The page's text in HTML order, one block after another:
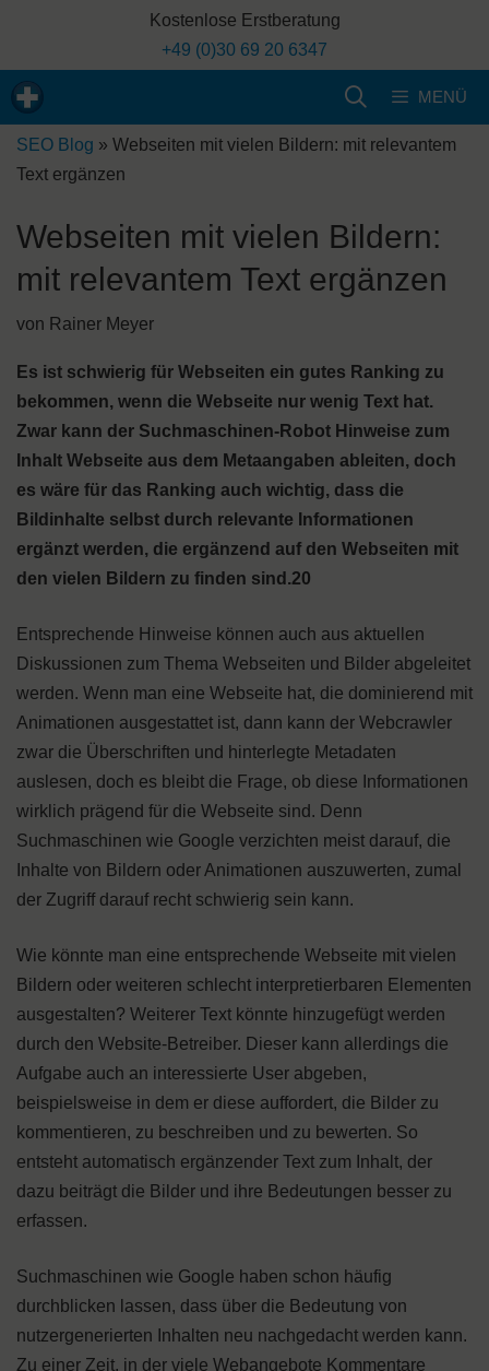
Kostenlose Erstberatung
+49 (0)30 69 20 6347
MENÜ
SEO Blog » Webseiten mit vielen Bildern: mit relevantem
Text ergänzen
Webseiten mit vielen Bildern:
mit relevantem Text ergänzen
von Rainer Meyer
Es ist schwierig für Webseiten ein gutes Ranking zu
bekommen, wenn die Webseite nur wenig Text hat.
Zwar kann der Suchmaschinen-Robot Hinweise zum
Inhalt Webseite aus dem Metaangaben ableiten, doch
es wäre für das Ranking auch wichtig, dass die
Bildinhalte selbst durch relevante Informationen
ergänzt werden, die ergänzend auf den Webseiten mit
den vielen Bildern zu finden sind.20
Entsprechende Hinweise können auch aus aktuellen
Diskussionen zum Thema Webseiten und Bilder abgeleitet
werden. Wenn man eine Webseite hat, die dominierend mit
Animationen ausgestattet ist, dann kann der Webcrawler
zwar die Überschriften und hinterlegte Metadaten
auslesen, doch es bleibt die Frage, ob diese Informationen
wirklich prägend für die Webseite sind. Denn
Suchmaschinen wie Google verzichten meist darauf, die
Inhalte von Bildern oder Animationen auszuwerten, zumal
der Zugriff darauf recht schwierig sein kann.
Wie könnte man eine entsprechende Webseite mit vielen
Bildern oder weiteren schlecht interpretierbaren Elementen
ausgestalten? Weiterer Text könnte hinzugefügt werden
durch den Website-Betreiber. Dieser kann allerdings die
Aufgabe auch an interessierte User abgeben,
beispielsweise in dem er diese auffordert, die Bilder zu
kommentieren, zu beschreiben und zu bewerten. So
entsteht automatisch ergänzender Text zum Inhalt, der
dazu beiträgt die Bilder und ihre Bedeutungen besser zu
erfassen.
Suchmaschinen wie Google haben schon häufig
durchblicken lassen, dass über die Bedeutung von
nutzergenerierten Inhalten neu nachgedacht werden kann.
Zu einer Zeit, in der viele Webangebote Kommentare